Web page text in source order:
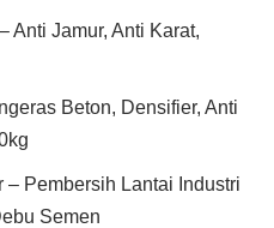
Anti Jamur, Anti Karat,
Beton, Densifier, Anti
Pembersih Lantai Industri
Semen